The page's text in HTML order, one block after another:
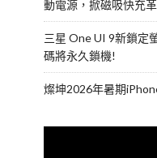
動電源，掀磁吸快充
三星 One UI 9新鎖定
碼將永久鎖機!
燦坤2026年暑期